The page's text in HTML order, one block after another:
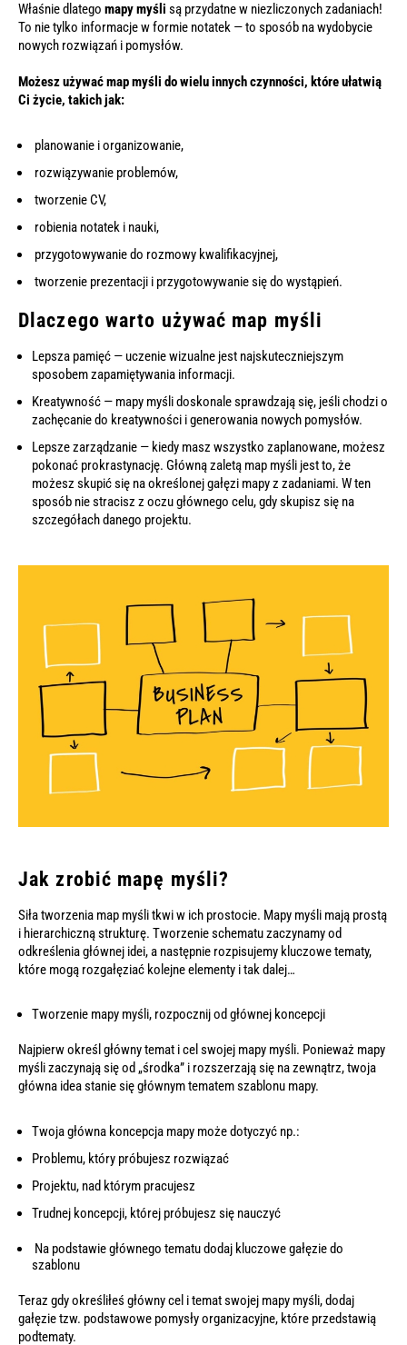
Właśnie dlatego mapy myśli są przydatne w niezliczonych zadaniach!
To nie tylko informacje w formie notatek — to sposób na wydobycie
nowych rozwiązań i pomysłów.
Możesz używać map myśli do wielu innych czynności, które ułatwią
Ci życie, takich jak:
planowanie i organizowanie,
rozwiązywanie problemów,
tworzenie CV,
robienia notatek i nauki,
przygotowywanie do rozmowy kwalifikacyjnej,
tworzenie prezentacji i przygotowywanie się do wystąpień.
Dlaczego warto używać map myśli
Lepsza pamięć — uczenie wizualne jest najskuteczniejszym
sposobem zapamiętywania informacji.
Kreatywność — mapy myśli doskonale sprawdzają się, jeśli chodzi o
zachęcanie do kreatywności i generowania nowych pomysłów.
Lepsze zarządzanie — kiedy masz wszystko zaplanowane, możesz
pokonać prokrastynację. Główną zaletą map myśli jest to, że
możesz skupić się na określonej gałęzi mapy z zadaniami. W ten
sposób nie stracisz z oczu głównego celu, gdy skupisz się na
szczegółach danego projektu.
Jak zrobić mapę myśli?
Siła tworzenia map myśli tkwi w ich prostocie. Mapy myśli mają prostą
i hierarchiczną strukturę. Tworzenie schematu zaczynamy od
odkreślenia głównej idei, a następnie rozpisujemy kluczowe tematy,
które mogą rozgałęziać kolejne elementy i tak dalej…
Tworzenie mapy myśli, rozpocznij od głównej koncepcji
Najpierw określ główny temat i cel swojej mapy myśli. Ponieważ mapy
myśli zaczynają się od „środka” i rozszerzają się na zewnątrz, twoja
główna idea stanie się głównym tematem szablonu mapy.
Twoja główna koncepcja mapy może dotyczyć np.:
Problemu, który próbujesz rozwiązać
Projektu, nad którym pracujesz
Trudnej koncepcji, której próbujesz się nauczyć
Na podstawie głównego tematu dodaj kluczowe gałęzie do
szablonu
Teraz gdy określiłeś główny cel i temat swojej mapy myśli, dodaj
gałęzie tzw. podstawowe pomysły organizacyjne, które przedstawią
podtematy.